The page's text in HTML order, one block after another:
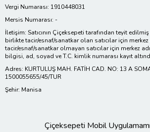
Vergi Numarası: 1910448031
Mersis Numarası: -
İletişim: Satıcının Çiçeksepeti tarafından teyit
birlikte tacir/esnaf/sanatkar olan satıcılar için
tacir/esnaf/sanatkar olmayan satıcılar için merkez
bilgisi, ad, soyad ve T.C. kimlik numarası kayıt
Adres: KURTULUŞ MAH. FATİH CAD. NO: 13 A
1500055655/45/TUR
Şehir: Manisa
Çiçeksepeti Mobil